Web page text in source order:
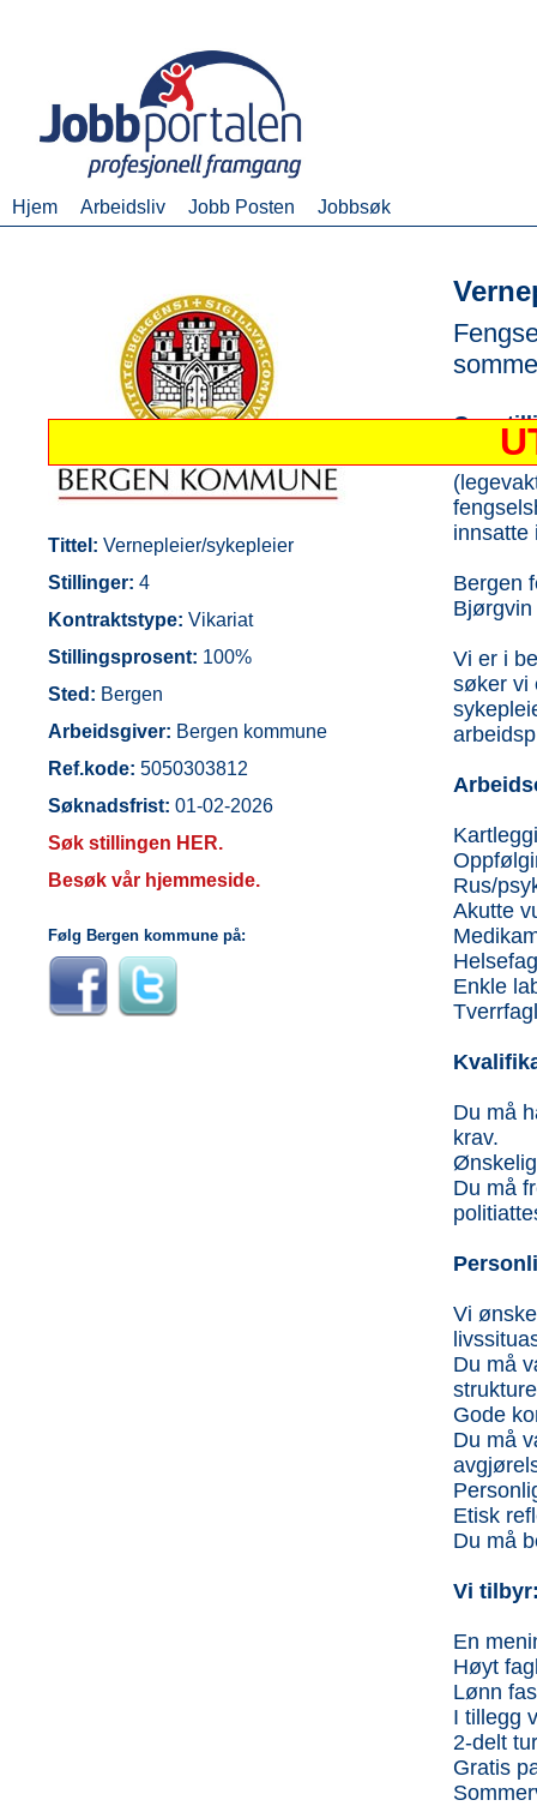
Hjem Arbeidsliv Jobb Posten Jobbsøk
Tittel: Vernepleier/sykepleier
Stillinger: 4
Kontraktstype: Vikariat
Stillingsprosent: 100%
Sted: Bergen
Arbeidsgiver: Bergen kommune
Ref.kode: 5050303812
Søknadsfrist: 01-02-2026
Søk stillingen HER.
Besøk vår hjemmeside.
Følg Bergen kommune på:
Om
Etat
innsatte
Bergen
Vi er i
søker vi
Rus/
Akutte
Enkle
Du må
krav.
Du må
Vi
Du må
Gode
Du må
Etisk
Du må
Vi
En
Høyt
Lønn
I tillegg
2-delt
Gratis